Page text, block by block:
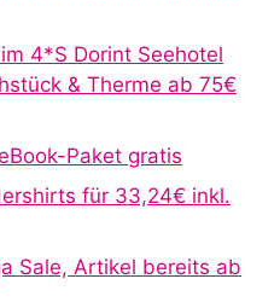
4*S Dorint Seehotel
& Therme ab 75€
Paket gratis
für 33,24€ inkl.
Sale, Artikel bereits ab